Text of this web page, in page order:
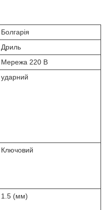
Болгарія
Дриль
Мережа 220 В
ударний
Ключовий
1.5 (мм)